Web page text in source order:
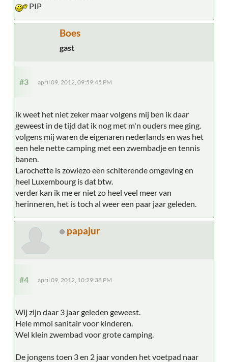
PIP
Boes
gast
#3 april 09, 2012, 09:59:45 PM
ik weet het niet zeker maar volgens mij ben ik daar
geweest in de tijd dat ik nog met m'n ouders mee ging.
volgens mij waren de eigenaren nederlands en was het
een hele nette camping met een zwembadje en tennis
banen.
Larochette is zowiezo een schiterende omgeving en
heel Luxembourg is dat btw.
verder kan ik me er niet zo heel veel meer van
herinneren, het is toch al weer een paar jaar geleden.
papajur
#4 april 09, 2012, 10:29:38 PM
Wij zijn daar 3 jaar geleden geweest.
Hele mmoi sanitair voor kinderen.
Wel klein zwembad voor grote camping.
De jongens toen 3 en 2 jaar vonden het voetpad naar